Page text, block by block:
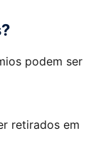
podem ser
retirados em